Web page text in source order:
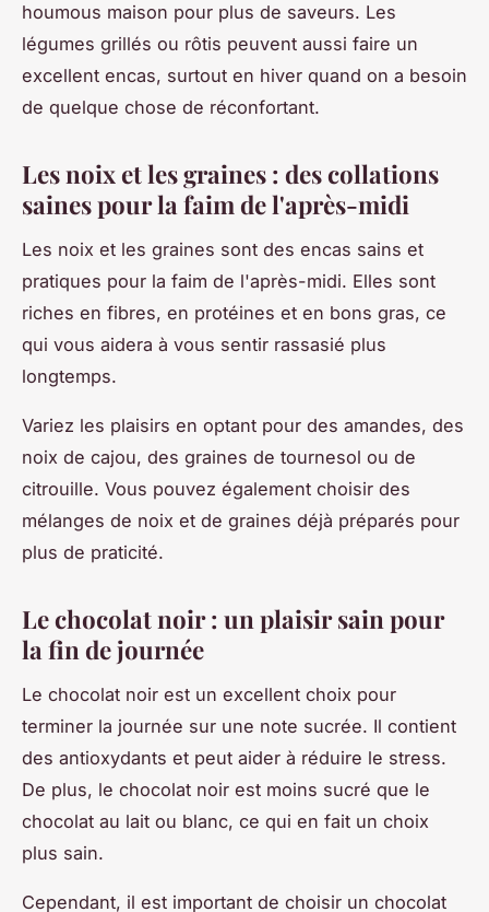
houmous maison pour plus de saveurs. Les
légumes grillés ou rôtis peuvent aussi faire un
excellent encas, surtout en hiver quand on a besoin
de quelque chose de réconfortant.
Les noix et les graines : des collations
saines pour la faim de l'après-midi
Les noix et les graines sont des encas sains et
pratiques pour la faim de l'après-midi. Elles sont
riches en fibres, en protéines et en bons gras, ce
qui vous aidera à vous sentir rassasié plus
longtemps.
Variez les plaisirs en optant pour des amandes, des
noix de cajou, des graines de tournesol ou de
citrouille. Vous pouvez également choisir des
mélanges de noix et de graines déjà préparés pour
plus de praticité.
Le chocolat noir : un plaisir sain pour
la fin de journée
Le chocolat noir est un excellent choix pour
terminer la journée sur une note sucrée. Il contient
des antioxydants et peut aider à réduire le stress.
De plus, le chocolat noir est moins sucré que le
chocolat au lait ou blanc, ce qui en fait un choix
plus sain.
Cependant, il est important de choisir un chocolat